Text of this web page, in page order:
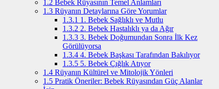
1.2 Bebek Rüyasının Temel Anlamları
1.3 Rüyanın Detaylarına Göre Yorumlar
1.3.1 1. Bebek Sağlıklı ve Mutlu
1.3.2 2. Bebek Hastalıklı ya da Ağır
1.3.3 3. Bebek Doğumundan Sonra İlk Kez
Görülüyorsa
1.3.4 4. Bebek Başkası Tarafından Bakılıyor
1.3.5 5. Bebek Çığlık Atıyor
1.4 Rüyanın Kültürel ve Mitolojik Yönleri
1.5 Pratik Öneriler: Bebek Rüyasından Güç Alanlar